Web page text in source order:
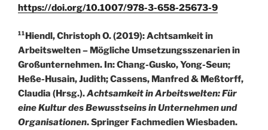
https://doi.org/10.1007/978-3-658-25673-9
¹¹Hiendl, Christoph O. (2019): Achtsamkeit in
Arbeitswelten – Mögliche Umsetzungsszenarien in
Großunternehmen. In: Chang-Gusko, Yong-Seun;
Heße-Husain, Judith; Cassens, Manfred & Meßtorff,
Claudia (Hrsg.).Achtsamkeit in Arbeitswelten: Für
eine Kultur des Bewusstseins in Unternehmen und
Organisationen. Springer Fachmedien Wiesbaden.